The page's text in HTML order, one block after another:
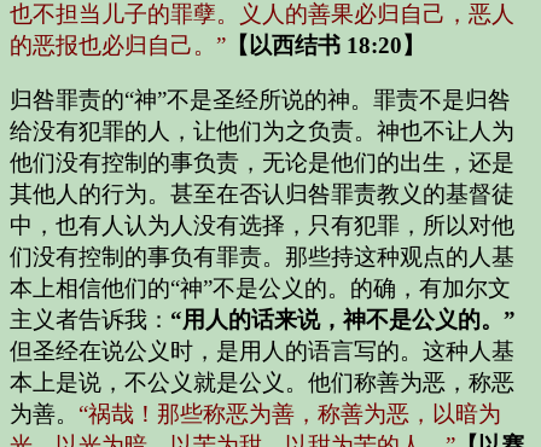
也不担当儿子的罪孽。义人的善果必归自己，恶人
的恶报也必归自己。” 【以西结书 18:20】
归咎罪责的“神”不是圣经所说的神。罪责不是归咎
给没有犯罪的人，让他们为之负责。神也不让人为
他们没有控制的事负责，无论是他们的出生，还是
其他人的行为。甚至在否认归咎罪责教义的基督徒
中，也有人认为人没有选择，只有犯罪，所以对他
们没有控制的事负有罪责。那些持这种观点的人基
本上相信他们的“神”不是公义的。的确，有加尔文
主义者告诉我： “用人的话来说，神不是公义的。”
但圣经在说公义时，是用人的语言写的。这种人基
本上是说，不公义就是公义。他们称善为恶，称恶
为善。 “祸哉！那些称恶为善，称善为恶，以暗为